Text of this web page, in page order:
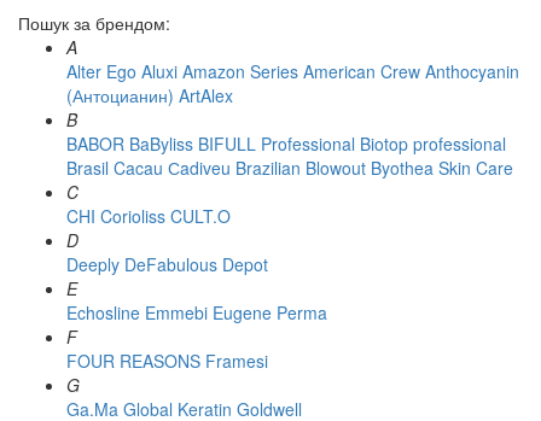
Пошук за брендом:
A
Alter Ego Aluxi Amazon Series American Crew Anthocyanin
(Антоцианин) ArtAlex
B
BABOR BaByliss BIFULL Professional Biotop professional
Brasil Cacau Сadiveu Brazilian Blowout Byothea Skin Care
C
CHI Corioliss CULT.O
D
Deeply DeFabulous Depot
E
Echosline Emmebi Eugene Perma
F
FOUR REASONS Framesi
G
Ga.Ma Global Keratin Goldwell